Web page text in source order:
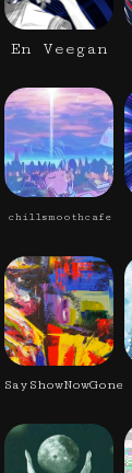
En Veegan
chillsmoothcafe
SayShowNowGone